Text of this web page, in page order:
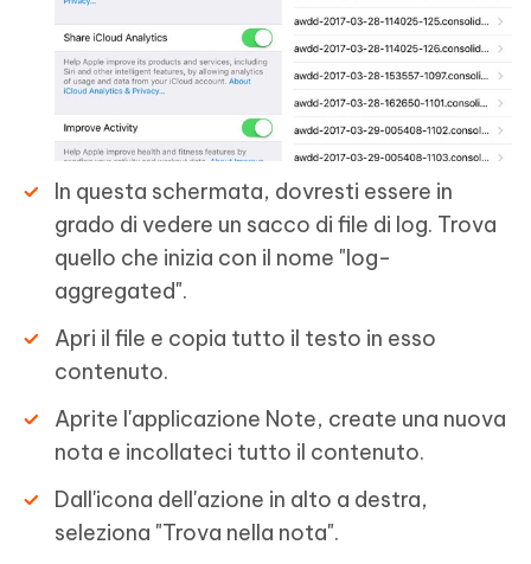
In questa schermata, dovresti essere in
grado di vedere un sacco di file di log. Trova
quello che inizia con il nome "log-
aggregated".
Apri il file e copia tutto il testo in esso
contenuto.
Aprite l'applicazione Note, create una nuova
nota e incollateci tutto il contenuto.
Dall'icona dell'azione in alto a destra,
seleziona "Trova nella nota".